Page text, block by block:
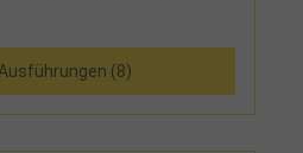
in RAL 7035 lichtgrau, Sockel
Ausführung: 3 Fächer
übereinander
(8)